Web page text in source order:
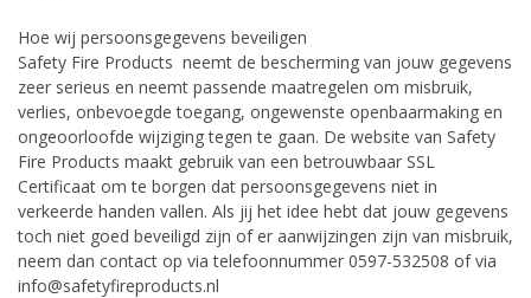
Hoe wij persoonsgegevens beveiligen
Safety Fire Products neemt de bescherming van jouw gegevens
zeer serieus en neemt passende maatregelen om misbruik,
verlies, onbevoegde toegang, ongewenste openbaarmaking en
ongeoorloofde wijziging tegen te gaan. De website van Safety
Fire Products maakt gebruik van een betrouwbaar SSL
Certificaat om te borgen dat persoonsgegevens niet in
verkeerde handen vallen. Als jij het idee hebt dat jouw gegevens
toch niet goed beveiligd zijn of er aanwijzingen zijn van misbruik,
neem dan contact op via telefoonnummer 0597-532508 of via
info@safetyfireproducts.nl